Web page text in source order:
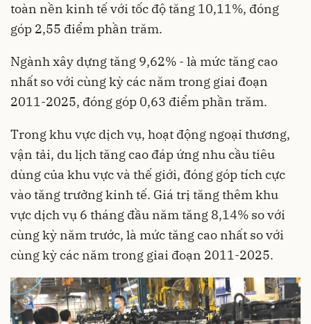
toàn nền kinh tế với tốc độ tăng 10,11%, đóng
góp 2,55 điểm phần trăm.
Ngành xây dựng tăng 9,62% - là mức tăng cao
nhất so với cùng kỳ các năm trong giai đoạn
2011-2025, đóng góp 0,63 điểm phần trăm.
Trong khu vực dịch vụ, hoạt động ngoại thương,
vận tải, du lịch tăng cao đáp ứng nhu cầu tiêu
dùng của khu vực và thế giới, đóng góp tích cực
vào tăng trưởng kinh tế. Giá trị tăng thêm khu
vực dịch vụ 6 tháng đầu năm tăng 8,14% so với
cùng kỳ năm trước, là mức tăng cao nhất so với
cùng kỳ các năm trong giai đoạn 2011-2025.